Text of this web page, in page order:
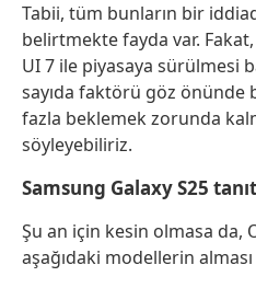
Tabii, tüm bunların bir
belirtmekte fayda var.
UI 7 ile piyasaya sürülmesi
sayıda faktörü göz
fazla beklemek zorunda
söyleyebiliriz.
Samsung Galaxy S25
Şu an için kesin olmasa da,
aşağıdaki modellerin